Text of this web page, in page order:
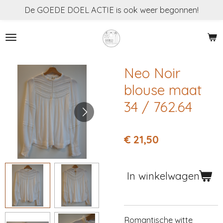
naar
De GOEDE DOEL ACTIE is ook weer begonnen!
Neo Noir
blouse maat
34 / 762.64
€ 21,50
In winkelwagen
Romantische witte